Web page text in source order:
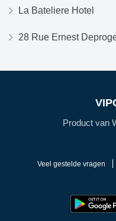
La Bateliere Hotel
28 Rue Ernest
Product van
Veel gestelde vragen